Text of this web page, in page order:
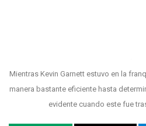
Mientras Kevin Garnett estuvo en la
manera bastante eficiente hasta
evidente cuando este fue